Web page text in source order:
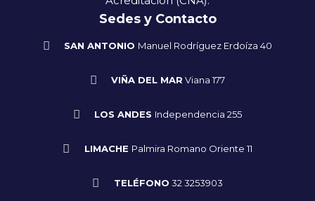
Sedes y Contacto
SAN ANTONIO Manuel Rodríguez Erdoíza 40
VIÑA DEL MAR Viana 177
LOS ANDES Independencia 255
LIMACHE Palmira Romano Oriente 11
TELÉFONO 32 3253903